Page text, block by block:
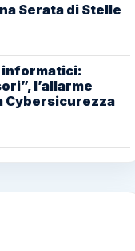
Serata di Stelle
informatici:
l’allarme
Cybersicurezza